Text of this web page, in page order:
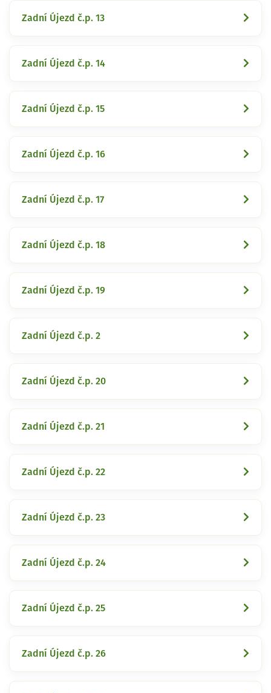
Zadní Újezd č.p. 13
Zadní Újezd č.p. 14
Zadní Újezd č.p. 15
Zadní Újezd č.p. 16
Zadní Újezd č.p. 17
Zadní Újezd č.p. 18
Zadní Újezd č.p. 19
Zadní Újezd č.p. 2
Zadní Újezd č.p. 20
Zadní Újezd č.p. 21
Zadní Újezd č.p. 22
Zadní Újezd č.p. 23
Zadní Újezd č.p. 24
Zadní Újezd č.p. 25
Zadní Újezd č.p. 26